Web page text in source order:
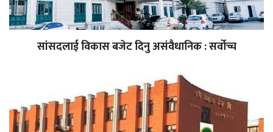
सांसदलाई विकास बजेट दिनु असंवैधानिक : सर्वोच्च